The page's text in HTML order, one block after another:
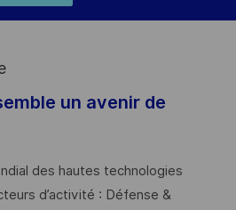
un avenir de
des hautes technologies
d’activité : Défense &